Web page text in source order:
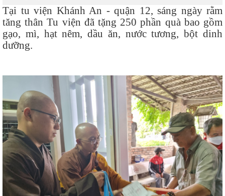
Tại tu viện Khánh An - quận 12, sáng ngày rằm
tăng thân Tu viện đã tặng 250 phần quà bao gồm
gạo, mì, hạt nêm, dầu ăn, nước tương, bột dinh
dưỡng.